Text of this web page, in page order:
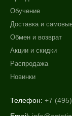
Обучение
Доставка и
Обмен и возврат
Акции и скидки
Распродажа
Новинки
Телефон: +7